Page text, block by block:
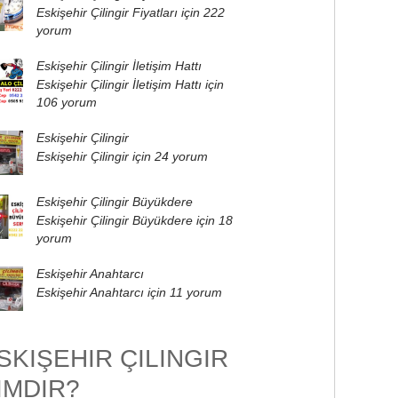
Eskişehir Çilingir Fiyatları için 222
yorum
Eskişehir Çilingir İletişim Hattı
Eskişehir Çilingir İletişim Hattı için
106 yorum
Eskişehir Çilingir
Eskişehir Çilingir için 24 yorum
Eskişehir Çilingir Büyükdere
Eskişehir Çilingir Büyükdere için 18
yorum
Eskişehir Anahtarcı
Eskişehir Anahtarcı için 11 yorum
ÇILINGIR